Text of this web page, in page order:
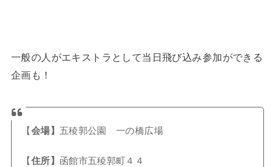
一般の人がエキストラとして当日飛び込み参加ができる
企画も！
【 会場】 五稜郭公園 一の橋広場
【 住所】 函館市五稜郭町４４